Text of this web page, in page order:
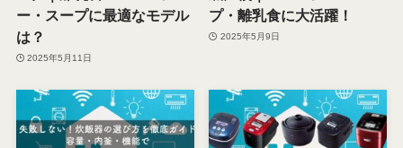
ー・スープに最適なモデル
は？
2025年5月11日
プ・離乳食に大活躍！
2025年5月9日